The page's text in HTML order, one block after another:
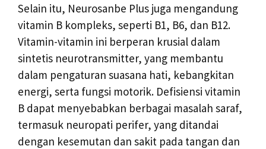
Selain itu, Neurosanbe Plus juga mengandung
vitamin B kompleks, seperti B1, B6, dan B12.
Vitamin-vitamin ini berperan krusial dalam
sintetis neurotransmitter, yang membantu
dalam pengaturan suasana hati, kebangkitan
energi, serta fungsi motorik. Defisiensi vitamin
B dapat menyebabkan berbagai masalah saraf,
termasuk neuropati perifer, yang ditandai
dengan kesemutan dan sakit pada tangan dan